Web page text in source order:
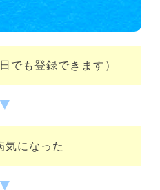
でも登録できます）
▼
気になった
▼